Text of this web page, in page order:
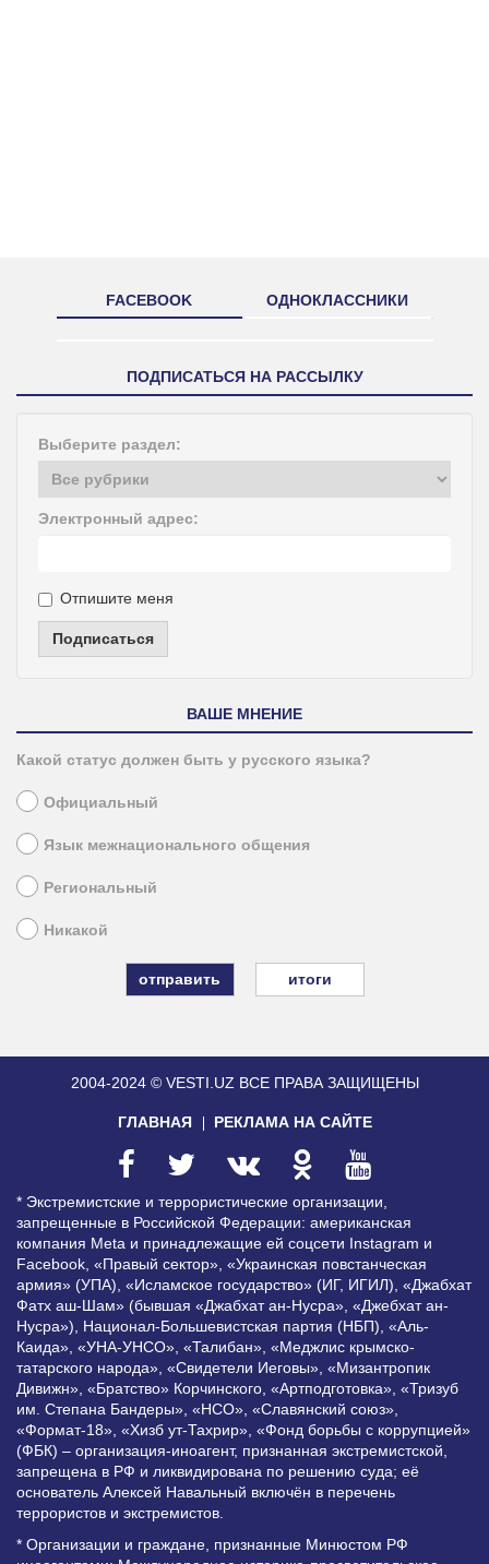
FACEBOOK ОДНОКЛАССНИКИ
ПОДПИСАТЬСЯ НА РАССЫЛКУ
Выберите раздел:
Электронный адрес:
Отпишите меня
Подписаться
ВАШЕ МНЕНИЕ
Какой статус должен быть у русского языка?
Официальный
Язык межнационального общения
Региональный
Никакой
итоги
2004-2024 © VESTI.UZ ВСЕ ПРАВА ЗАЩИЩЕНЫ
ГЛАВНАЯ РЕКЛАМА НА САЙТЕ
* Экстремистские и террористические организации,
запрещенные в Российской Федерации: американская
компания Meta и принадлежащие ей соцсети Instagram и
Facebook, «Правый сектор», «Украинская повстанческая
армия» (УПА), «Исламское государство» (ИГ, ИГИЛ), «Джабхат
Фатх аш-Шам» (бывшая «Джабхат ан-Нусра», «Джебхат ан-
Нусра»), Национал-Большевистская партия (НБП), «Аль-
Каида», «УНА-УНСО», «Талибан», «Меджлис крымско-
татарского народа», «Свидетели Иеговы», «Мизантропик
Дивижн», «Братство» Корчинского, «Артподготовка», «Тризуб
им. Степана Бандеры», «НСО», «Славянский союз»,
«Формат-18», «Хизб ут-Тахрир», «Фонд борьбы с коррупцией»
(ФБК) – организация-иноагент, признанная экстремистской,
запрещена в РФ и ликвидирована по решению суда; её
основатель Алексей Навальный включён в перечень
террористов и экстремистов.
* Организации и граждане, признанные Минюстом РФ